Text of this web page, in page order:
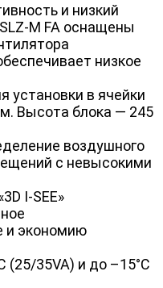
и низкий
M FA оснащены
низкое
установки в ячейки
Высота блока — 245
воздушного
с невысокими
I-SEE»
и экономию
35VA) и до –15°С